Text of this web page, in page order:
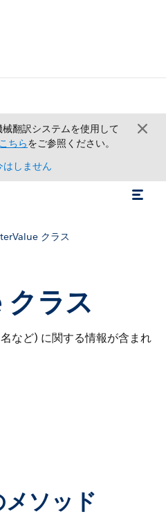
翻訳システムを使用して
こちらをご参照ください。
はしません
クラス
クラス
など) に関する情報が含まれ
ソッド